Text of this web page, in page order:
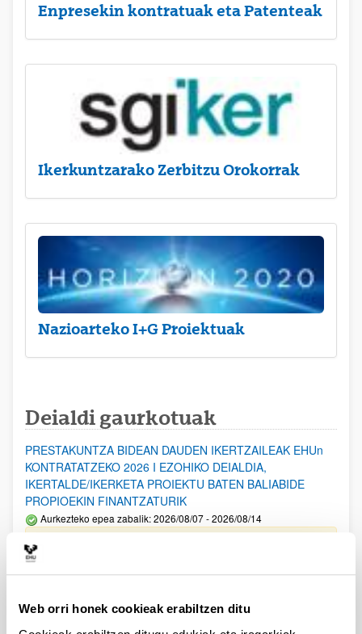
Web orri honek cookieak erabiltzen ditu
Enpresekin kontratuak eta Patenteak
Ikerkuntzarako Zerbitzu Orokorrak
Nazioarteko I+G Proiektuak
Deialdi gaurkotuak
PRESTAKUNTZA BIDEAN DAUDEN IKERTZAILEAK EHUn
KONTRATATZEKO 2026 I EZOHIKO DEIALDIA,
IKERTALDE/IKERKETA PROIEKTU BATEN BALIABIDE
PROPIOEKIN FINANTZATURIK
Aurkezteko epea zabalik: 2026/08/07 - 2026/08/14
Izapide irekia